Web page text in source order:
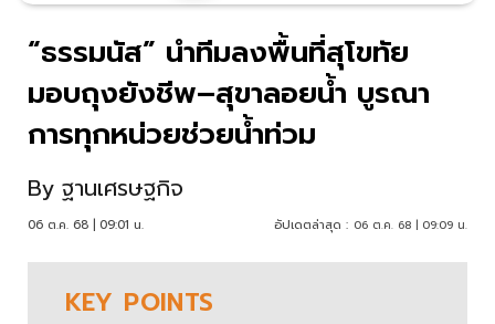
“ธรรมนัส” นำทีมลงพื้นที่สุโขทัย
มอบถุงยังชีพ–สุขาลอยน้ำ บูรณา
การทุกหน่วยช่วยน้ำท่วม
By ฐานเศรษฐกิจ
06 ต.ค. 68 | 09:01 น. อัปเดตล่าสุด : 06 ต.ค. 68 | 09:09 น.
KEY POINTS